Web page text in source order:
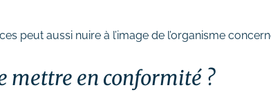
peut aussi nuire à l’image de l’organisme
mettre en conformité ?